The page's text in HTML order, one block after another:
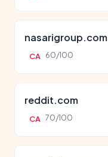
nasarigroup.com
CA 60/100
reddit.com
CA 70/100